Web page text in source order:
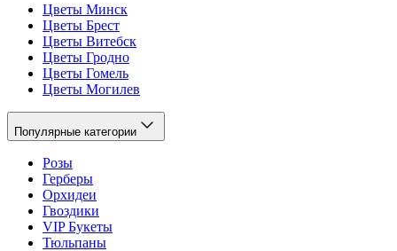
Цветы Минск
Цветы Брест
Цветы Витебск
Цветы Гродно
Цветы Гомель
Цветы Могилев
Популярные категории
Розы
Герберы
Орхидеи
Гвоздики
VIP Букеты
Тюльпаны